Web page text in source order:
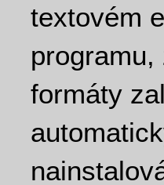
textovém
formáty